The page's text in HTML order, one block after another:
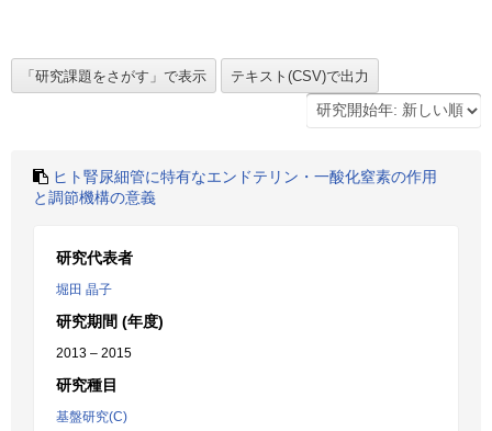
ヒト腎尿細管に特有なエンドテリン・一酸化窒素の作用
と調節機構の意義
研究代表者
堀田 晶子
研究期間 (年度)
2013 – 2015
研究種目
基盤研究(C)